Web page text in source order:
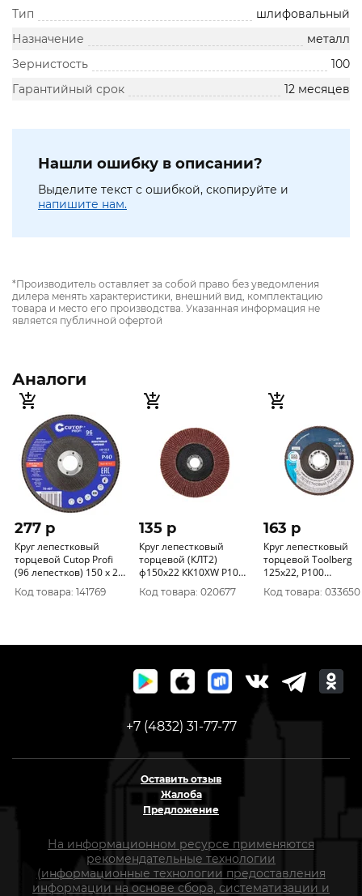
Тип
шлифовальный
Назначение
металл
Зернистость
100
Гарантийный срок
12 месяцев
Нашли ошибку в описании?
Выделите текст с ошибкой, скопируйте и
напишите нам.
*Производитель оставляет за собой право без уведомления
дилера менять характеристики, внешний вид, комплектацию
товара и место его производства. Указанная информация не
является публичной офертой
Аналоги
277 p
Круг лепестковый
торцевой Cutop Profi
(96 лепестков) 150 х 22,
Код товара: 141769
135 p
Круг лепестковый
торцевой (КЛТ2)
ф150х22 КК10XW Р100
ТУ3980-006-00223332-
2006 (уп. 10шт)
Код товара: 020677
163 p
Круг лепестковый
торцевой Toolberg
125х22, Р100
(алюминий)
Код товара: 033650
+7 (4832) 31-77-77
Оставить отзыв
Жалоба
Предложение
На информационном ресурсе применяются
рекомендательные технологии
(информационные технологии предоставления
информации на основе сбора, систематизации и